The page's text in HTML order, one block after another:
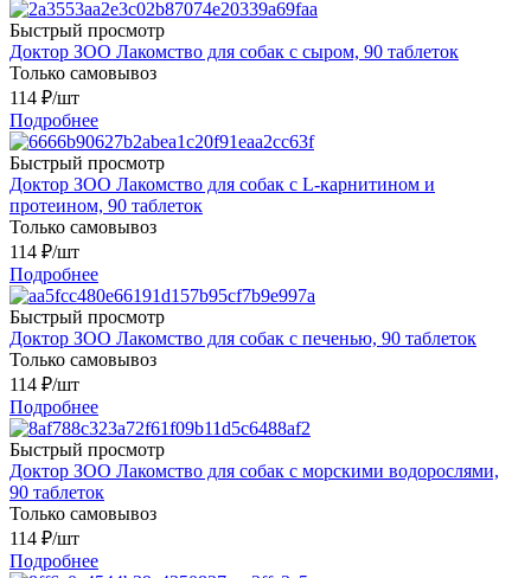
Быстрый просмотр
Доктор ЗОО Лакомство для собак с сыром, 90 таблеток
Только самовывоз
114 ₽/шт
Подробнее
Быстрый просмотр
Доктор ЗОО Лакомство для собак с L-карнитином и
протеином, 90 таблеток
Только самовывоз
114 ₽/шт
Подробнее
Быстрый просмотр
Доктор ЗОО Лакомство для собак с печенью, 90 таблеток
Только самовывоз
114 ₽/шт
Подробнее
Быстрый просмотр
Доктор ЗОО Лакомство для собак с морскими водорослями,
90 таблеток
Только самовывоз
114 ₽/шт
Подробнее